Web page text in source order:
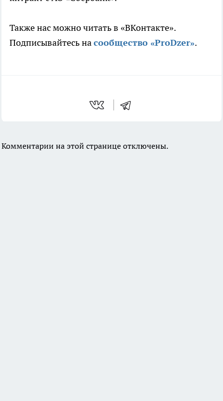
Также нас можно читать в «ВКонтакте».
Подписывайтесь насообщество «ProDzer».
Комментарии на этой странице отключены.